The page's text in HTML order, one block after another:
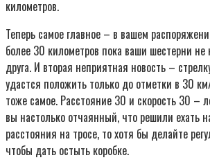
километров.
Теперь самое главное – в вашем
более 30 километров пока ваши шестерни не
друга. И вторая неприятная новость –
удастся положить только до отметки в 30
тоже самое. Расстояние 30 и скорость 30 –
вы настолько отчаянный, что решили ехать
расстояния на тросе, то хотя бы делайте
чтобы дать остыть коробке.